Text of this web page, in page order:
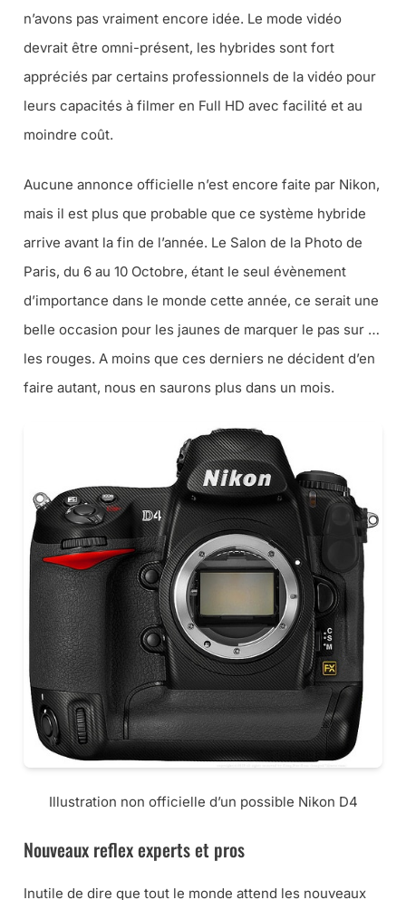
n’avons pas vraiment encore idée. Le mode vidéo
devrait être omni-présent, les hybrides sont fort
appréciés par certains professionnels de la vidéo pour
leurs capacités à filmer en Full HD avec facilité et au
moindre coût.
Aucune annonce officielle n’est encore faite par Nikon,
mais il est plus que probable que ce système hybride
arrive avant la fin de l’année. Le Salon de la Photo de
Paris, du 6 au 10 Octobre, étant le seul évènement
d’importance dans le monde cette année, ce serait une
belle occasion pour les jaunes de marquer le pas sur …
les rouges. A moins que ces derniers ne décident d’en
faire autant, nous en saurons plus dans un mois.
Illustration non officielle d’un possible Nikon D4
Nouveaux reflex experts et pros
Inutile de dire que tout le monde attend les nouveaux